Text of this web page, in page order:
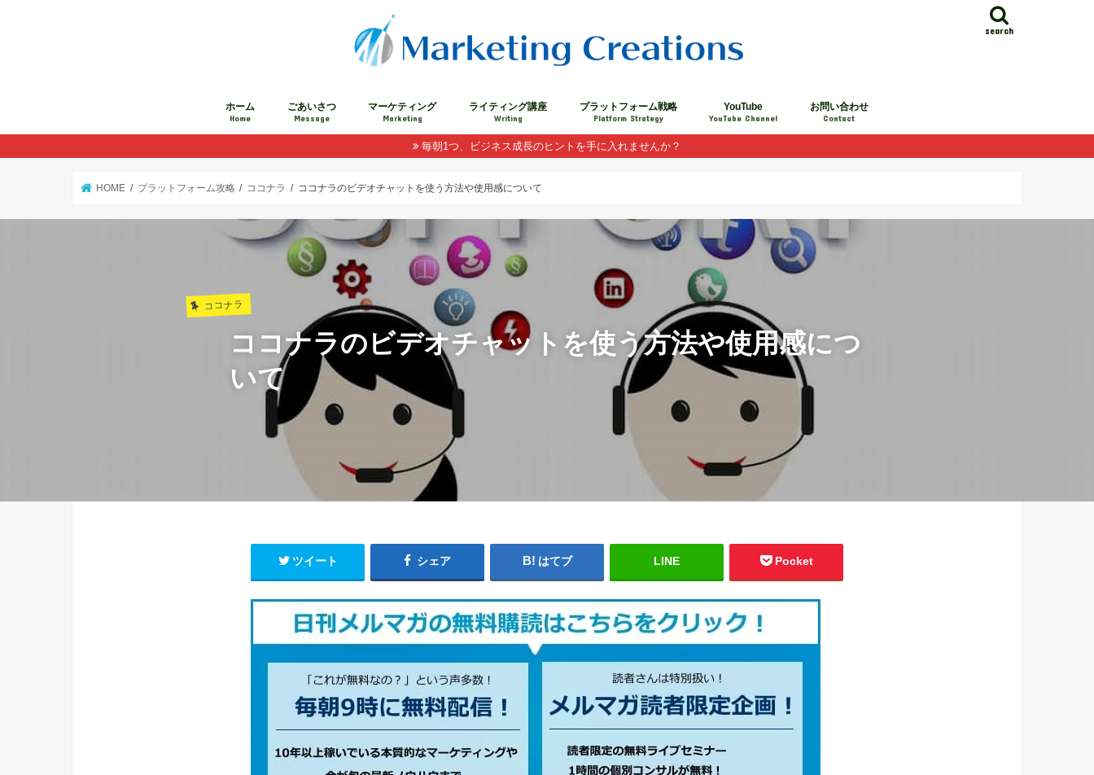
search
ホーム
Home
ごあいさつ
Message
マーケティング
Marketing
ライティング講座
Writing
プラットフォーム戦略
Platform Strategy
YouTube
YouTube Channel
お問い合わせ
Contact
毎朝1つ、ビジネス成長のヒントを手に入れませんか？
HOME プラットフォーム攻略 ココナラ ココナラのビデオチャットを使う方法や使用感について
ココナラ
ココナラのビデオチャットを使う方法や使用感につ
いて
ツイート シェア はてブ LINE Pocket